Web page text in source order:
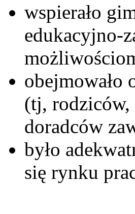
wspierało
edukacyjno-
obejmowało
(tj,
doradców
było
się rynku